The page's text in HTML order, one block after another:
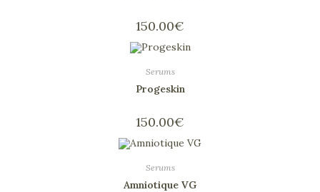
150.00€
Serums
Progeskin
150.00€
Serums
Amniotique VG